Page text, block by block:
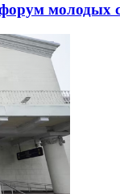
молодых